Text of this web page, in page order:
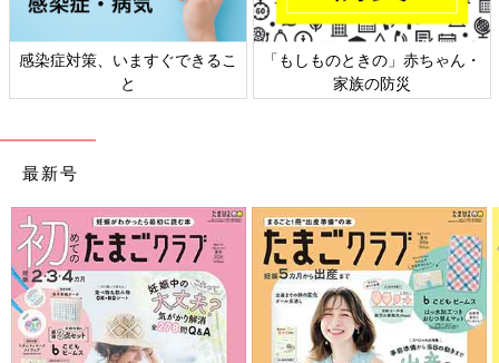
感染症対策、いますぐできるこ
と
「もしものときの」赤ちゃん・
家族の防災
最新号